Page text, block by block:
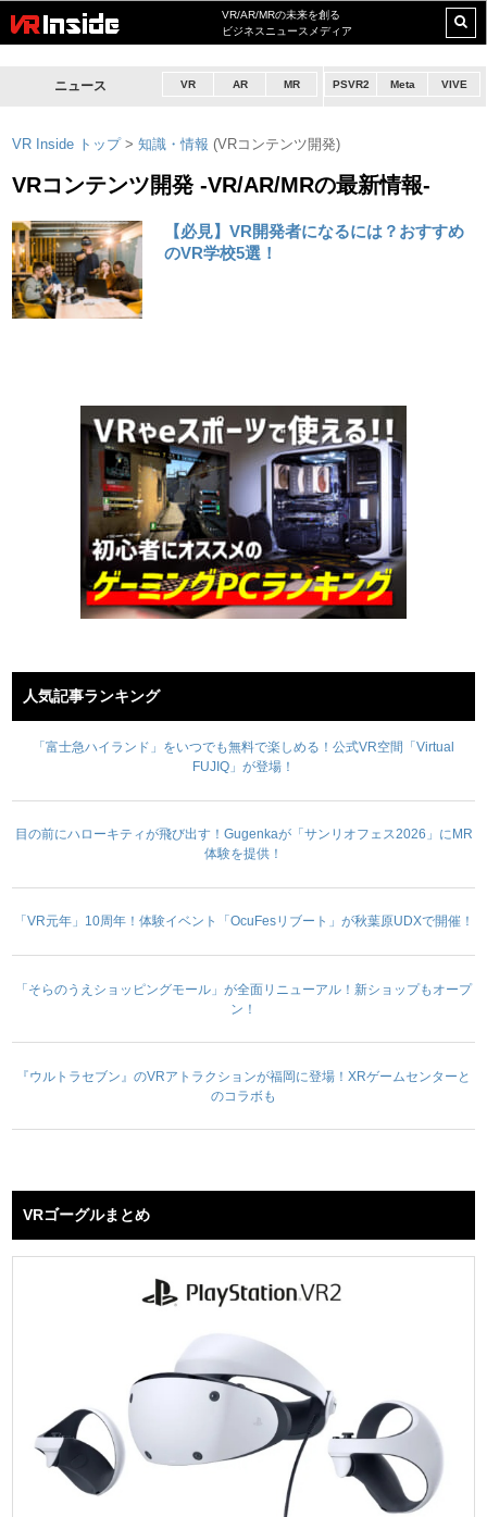
VR/AR/MRの未来を創る
ビジネスニュースメディア
ニュース VR AR MR PSVR2 Meta VIVE
VR Inside トップ >知識・情報 (VRコンテンツ開発)
VRコンテンツ開発 -VR/AR/MRの最新情報-
【必見】VR開発者になるには？おすすめ
のVR学校5選！
人気記事ランキング
「富士急ハイランド」をいつでも無料で楽しめる！公式VR空間「Virtual
FUJIQ」が登場！
目の前にハローキティが飛び出す！Gugenkaが「サンリオフェス2026」にMR
体験を提供！
「VR元年」10周年！体験イベント「OcuFesリブート」が秋葉原UDXで開催！
「そらのうえショッピングモール」が全面リニューアル！新ショップもオープ
ン！
『ウルトラセブン』のVRアトラクションが福岡に登場！XRゲームセンターと
のコラボも
VRゴーグルまとめ